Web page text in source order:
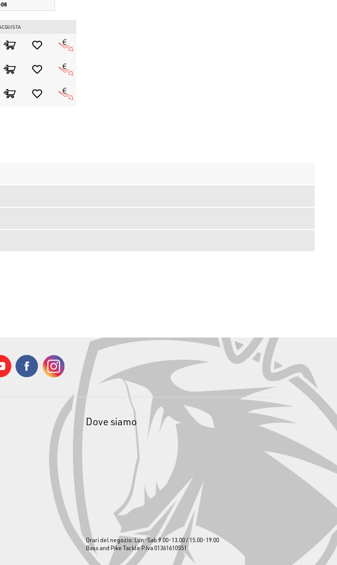
Dove siamo
Orari del negozio: Lun-Sab 9.00-13.00 / 15.00-19.00
Bass and Pike Tackle P.Iva 01361610551